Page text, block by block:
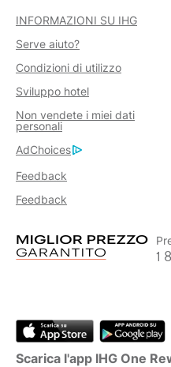
INFORMAZIONI SU IHG
Serve aiuto?
Condizioni di utilizzo
Sviluppo hotel
Non vendete i miei dati
personali
AdChoices
Feedback
Feedback
1
Scarica l'app IHG One